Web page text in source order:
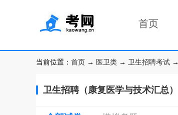
首页
当前位置： 首页 → 医卫类 → 卫生招聘考试 →
卫生招聘（康复医学与技术汇总）